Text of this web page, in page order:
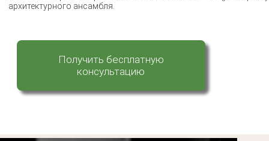
архитектурного ансамбля.
Получить бесплатную
консультацию